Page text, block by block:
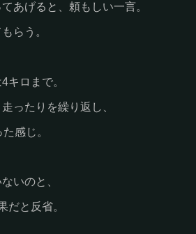
あげると、頼もしい一言。
らう。
キロまで。
ったりを繰り返し、
感じ。
いのと、
だと反省。